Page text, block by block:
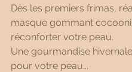
Dès les premiers frimas,
masque gommant
réconforter votre peau.
Une gourmandise
pour votre peau...